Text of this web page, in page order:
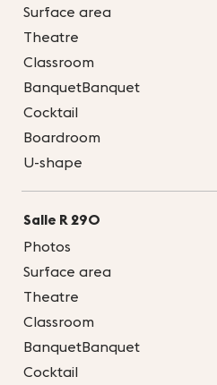
Surface area
Theatre
Classroom
BanquetBanquet
Cocktail
Boardroom
U-shape
Salle R 290
Photos
Surface area
Theatre
Classroom
BanquetBanquet
Cocktail